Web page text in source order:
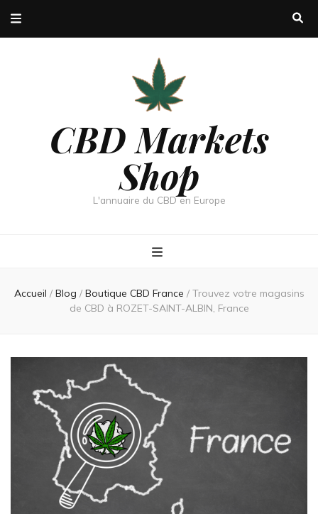
CBD Markets
Shop
L'annuaire du CBD en Europe
Accueil / Blog / Boutique CBD France / Trouvez votre magasins
de CBD à ROZET-SAINT-ALBIN, France